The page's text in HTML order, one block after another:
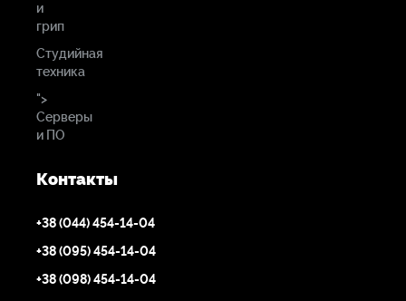
и
грип
Студийная
техника
">
Серверы
и ПО
Контакты
+38 (044) 454-14-04
+38 (095) 454-14-04
+38 (098) 454-14-04